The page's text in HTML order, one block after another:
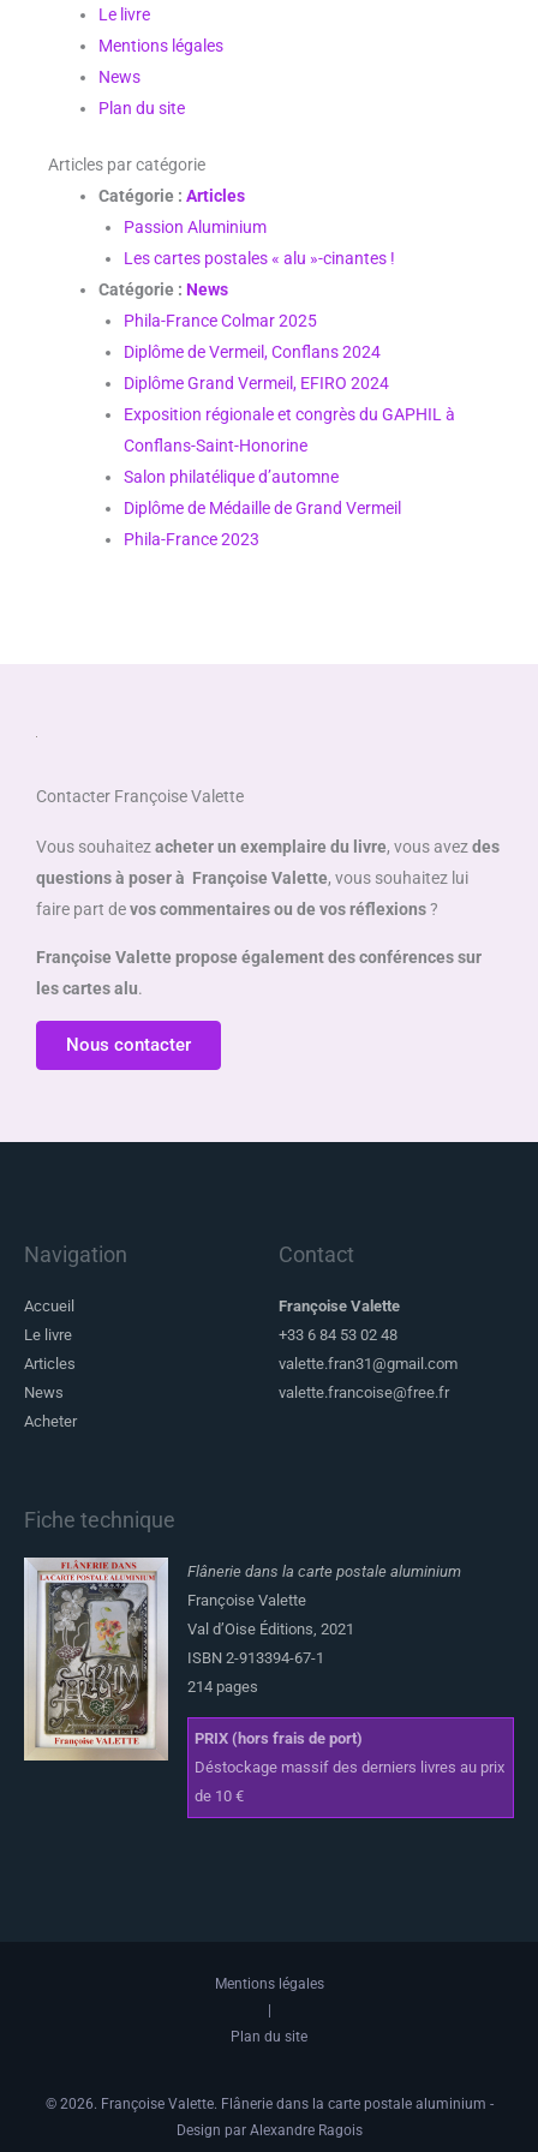
Le livre
Mentions légales
News
Plan du site
Articles par catégorie
Catégorie : Articles
Passion Aluminium
Les cartes postales « alu »-cinantes !
Catégorie : News
Phila-France Colmar 2025
Diplôme de Vermeil, Conflans 2024
Diplôme Grand Vermeil, EFIRO 2024
Exposition régionale et congrès du GAPHIL à
Conflans-Saint-Honorine
Salon philatélique d’automne
Diplôme de Médaille de Grand Vermeil
Phila-France 2023
Contacter Françoise Valette
Vous souhaitezacheter un exemplaire du livre, vous avezdes
questions à poser à Françoise Valette, vous souhaitez lui
faire part devos commentaires ou de vos réflexions?
Françoise Valette propose également des conférences sur
les cartes alu.
Nous contacter
Navigation
Accueil
Le livre
Articles
News
Acheter
Contact
Françoise Valette
+33 6 84 53 02 48
valette.fran31@gmail.com
valette.francoise@free.fr
Fiche technique
Flânerie dans la carte postale aluminium
Françoise Valette
Val d’Oise Éditions, 2021
ISBN 2-913394-67-1
214 pages
PRIX (hors frais de port)
Déstockage massif des derniers livres au prix
de 10 €
Mentions légales
Plan du site
© 2026. Françoise Valette. Flânerie dans la carte postale aluminium -
Design par Alexandre Ragois